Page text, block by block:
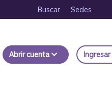
Buscar Sedes
Abrir cuenta Ingresar